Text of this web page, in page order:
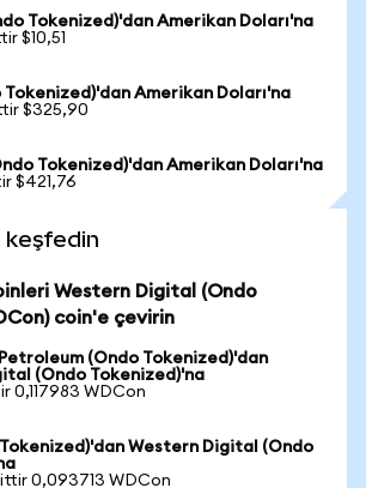
Tokenized)'dan Amerikan Doları'na
$10,51
Tokenized)'dan Amerikan Doları'na
$325,90
Tokenized)'dan Amerikan Doları'na
$421,76
keşfedin
Western Digital (Ondo
coin'e çevirin
(Ondo Tokenized)'dan
(Ondo Tokenized)'na
0,117983 WDCon
Western Digital (Ondo
0,093713 WDCon